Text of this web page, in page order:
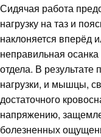
Сидячая работа
нагрузку на таз и
наклоняется вперёд
неправильная
отдела. В
нагрузки, и мышцы,
достаточного
напряжению,
болезненных